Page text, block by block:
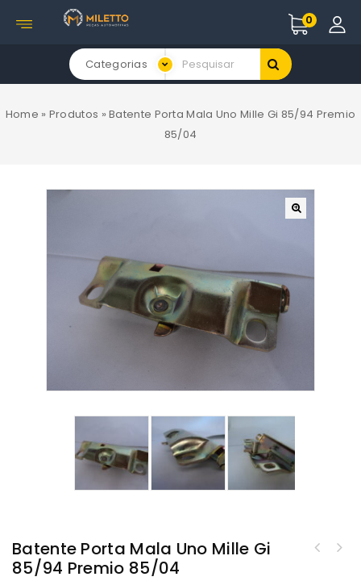
0
Categorias
Home » Produtos »Batente Porta Mala Uno Mille Gi 85/94 Premio
85/04
Batente Porta Mala Uno Mille Gi
85/94 Premio 85/04